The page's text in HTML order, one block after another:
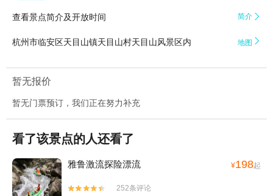
查看景点简介及开放时间 简介 
杭州市临安区天目山镇天目山村天目山风景区内 地图 
暂无报价
暂无门票预订，我们正在努力补充
看了该景点的人还看了
雅鲁激流探险漂流 ¥198起


252条评论